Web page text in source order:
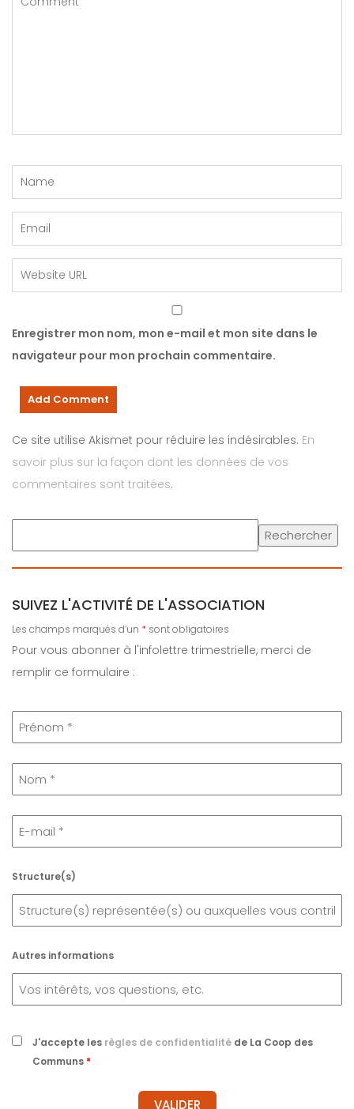
Enregistrer mon nom, mon e-mail et mon site dans le
navigateur pour mon prochain commentaire.
Ce site utilise Akismet pour réduire les indésirables. En
savoir plus sur la façon dont les données de vos
commentaires sont traitées.
Rechercher
SUIVEZ L'ACTIVITÉ DE L'ASSOCIATION
Les champs marqués d’un * sont obligatoires
Pour vous abonner à l'infolettre trimestrielle, merci de
remplir ce formulaire :
Structure(s)
Autres informations
J'accepte les règles de confidentialité de La Coop des
Communs *